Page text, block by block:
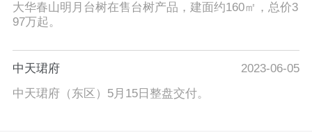
大华春山明月台树在售台树产品，建面约160㎡，总价3
97万起。
中天珺府
2023-06-05
中天珺府（东区）5月15日整盘交付。